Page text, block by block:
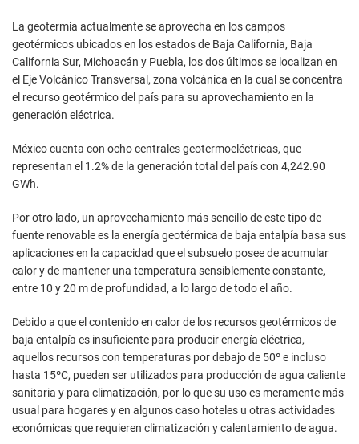
La geotermia actualmente se aprovecha en los campos
geotérmicos ubicados en los estados de Baja California, Baja
California Sur, Michoacán y Puebla, los dos últimos se localizan en
el Eje Volcánico Transversal, zona volcánica en la cual se concentra
el recurso geotérmico del país para su aprovechamiento en la
generación eléctrica.
México cuenta con ocho centrales geotermoeléctricas, que
representan el 1.2% de la generación total del país con 4,242.90
GWh.
Por otro lado, un aprovechamiento más sencillo de este tipo de
fuente renovable es la energía geotérmica de baja entalpía basa sus
aplicaciones en la capacidad que el subsuelo posee de acumular
calor y de mantener una temperatura sensiblemente constante,
entre 10 y 20 m de profundidad, a lo largo de todo el año.
Debido a que el contenido en calor de los recursos geotérmicos de
baja entalpía es insuficiente para producir energía eléctrica,
aquellos recursos con temperaturas por debajo de 50º e incluso
hasta 15ºC, pueden ser utilizados para producción de agua caliente
sanitaria y para climatización, por lo que su uso es meramente más
usual para hogares y en algunos caso hoteles u otras actividades
económicas que requieren climatización y calentamiento de agua.